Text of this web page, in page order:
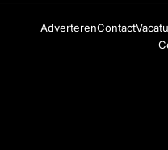
AdverterenContact